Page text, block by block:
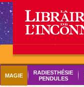
MAGIE
RADIESTHÉSIE
PENDULES